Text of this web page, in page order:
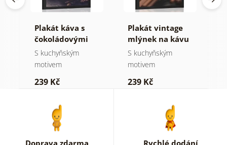
Plakát káva s
čokoládovými
makronky
S kuchyňským
motivem
239 Kč
Plakát vintage
mlýnek na kávu
S kuchyňským
motivem
239 Kč
Doprava zdarma Rychlé dodání